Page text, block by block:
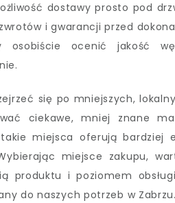
dostawy prosto pod
i gwarancji przed
osobiście ocenić jakość
się po mniejszych,
ciekawe, mniej znane
miejsca oferują bardziej
miejsce zakupu,
produktu i poziomem
do naszych potrzeb w Zabrzu.